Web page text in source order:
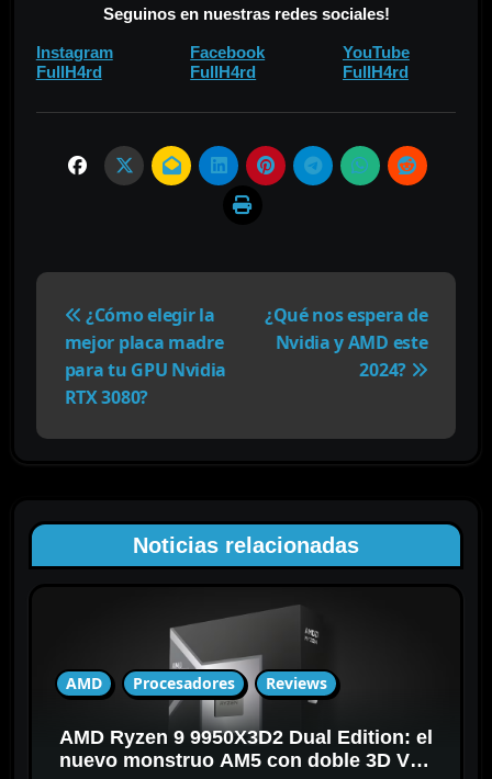
Seguinos en nuestras redes sociales!
Instagram
FullH4rd
Facebook
FullH4rd
YouTube
FullH4rd
N
n
¿Cómo elegir la
mejor placa madre
para tu GPU Nvidia
RTX 3080?
¿Qué nos espera de
Nvidia y AMD este
2024?
Noticias relacionadas
AMD Procesadores Reviews
AMD Ryzen 9 9950X3D2 Dual Edition: el
nuevo monstruo AM5 con doble 3D V-